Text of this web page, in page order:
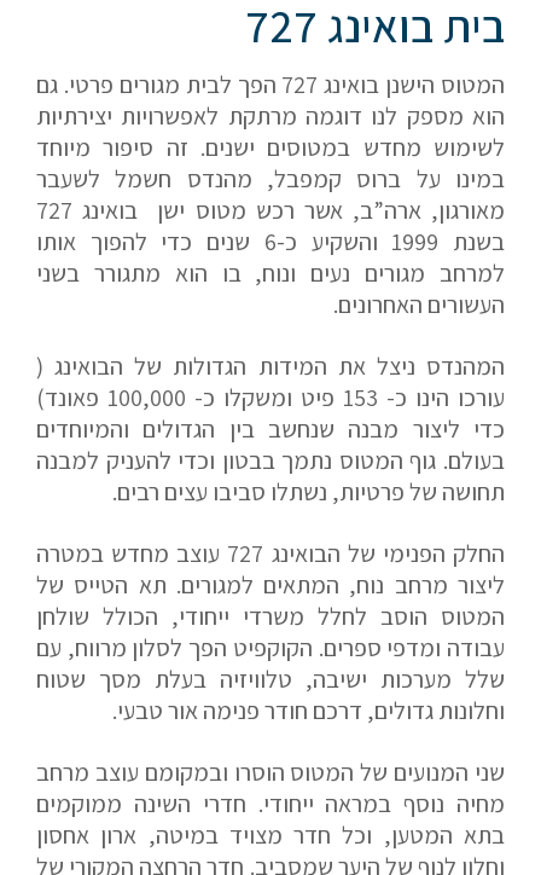
בית בואינג 727
המטוס הישנן בואינג 727 הפך לבית מגורים פרטי. גם
הוא מספק לנו דוגמה מרתקת לאפשרויות יצירתיות
לשימוש מחדש במטוסים ישנים. זה סיפור מיוחד
במינו על ברוס קמפבל, מהנדס חשמל לשעבר
מאורגון, ארה”ב, אשר רכש מטוס ישן בואינג 727
בשנת 1999 והשקיע כ-6 שנים כדי להפוך אותו
למרחב מגורים נעים ונוח, בו הוא מתגורר בשני
העשורים האחרונים.
המהנדס ניצל את המידות הגדולות של הבואינג (
עורכו הינו כ- 153 פיט ומשקלו כ- 100,000 פאונד)
כדי ליצור מבנה שנחשב בין הגדולים והמיוחדים
בעולם. גוף המטוס נתמך בבטון וכדי להעניק למבנה
תחושה של פרטיות, נשתלו סביבו עצים רבים.
החלק הפנימי של הבואינג 727 עוצב מחדש במטרה
ליצור מרחב נוח, המתאים למגורים. תא הטייס של
המטוס הוסב לחלל משרדי ייחודי, הכולל שולחן
עבודה ומדפי ספרים. הקוקפיט הפך לסלון מרווח, עם
שלל מערכות ישיבה, טלוויזיה בעלת מסך שטוח
וחלונות גדולים, דרכם חודר פנימה אור טבעי.
שני המנועים של המטוס הוסרו ובמקומם עוצב מרחב
מחיה נוסף במראה ייחודי. חדרי השינה ממוקמים
בתא המטען, וכל חדר מצויד במיטה, ארון אחסון
וחלון לנוף של היער שמסביב. חדר הרחצה המקורי של